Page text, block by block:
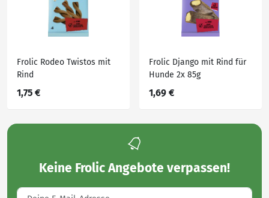
Frolic Rodeo Twistos mit
Rind
1,75 €
Frolic Django mit Rind für
Hunde 2x 85g
1,69 €
Keine Frolic Angebote verpassen!